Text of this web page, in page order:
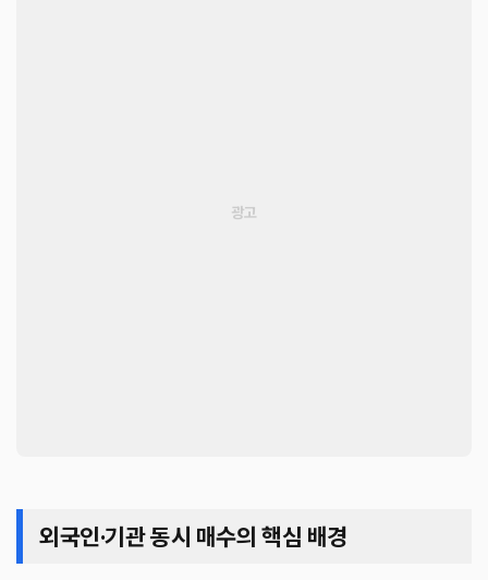
외국인·기관 동시 매수의 핵심 배경